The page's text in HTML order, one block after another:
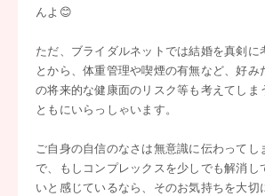
んよ😊
ただ、ブライダルネットでは結婚を真剣に
とから、体重管理や喫煙の有無など、好み
の将来的な健康面のリスク等も考えてしま
ともにいらっしゃいます。
ご自身の自信のなさは無意識に伝わってし
で、もしコンプレックスを少しでも解消し
いと感じているなら、そのお気持ちを大切